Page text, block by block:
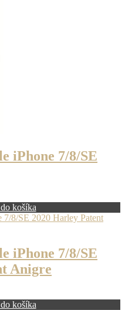
iPhone 7/8/SE
košíka
iPhone 7/8/SE
Anigre
košíka